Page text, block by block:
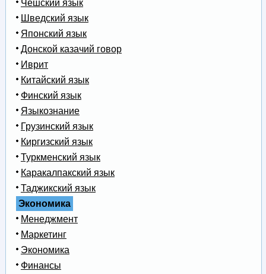
Чешский язык
Шведский язык
Японский язык
Донской казачий говор
Иврит
Китайский язык
Финский язык
Языкознание
Грузинский язык
Киргизский язык
Туркменский язык
Каракалпакский язык
Таджикский язык
Экономика
Менеджмент
Маркетинг
Экономика
Финансы